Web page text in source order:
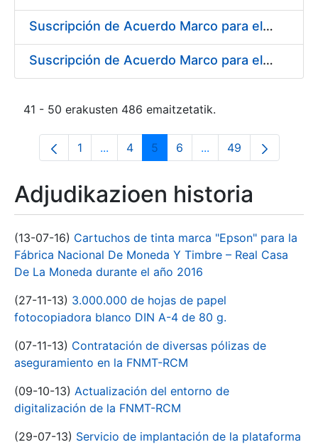
Suscripción de Acuerdo Marco para el Suministro de Material de Neumática
Suscripción de Acuerdo Marco para el Suministro de Material de Ferretería de la Entidad Pública Empresarial Fábrica Nacional de Moneda y Timbre-Real Casa de la Moneda
41 - 50 erakusten 486 emaitzetatik.
Orrialdea
1 ...Intermediate Pages Use TAB to
Orrialdea
4 Orrialdea
5 Orrialdea
6 ...Intermediate Pages
Orrialdea
49
Adjudikazioen historia
(13-07-16) Cartuchos de tinta marca "Epson" para la
Fábrica Nacional De Moneda Y Timbre – Real Casa
De La Moneda durante el año 2016
(27-11-13) 3.000.000 de hojas de papel
fotocopiadora blanco DIN A-4 de 80 g.
(07-11-13) Contratación de diversas pólizas de
aseguramiento en la FNMT-RCM
(09-10-13) Actualización del entorno de
digitalización de la FNMT-RCM
(29-07-13) Servicio de implantación de la plataforma